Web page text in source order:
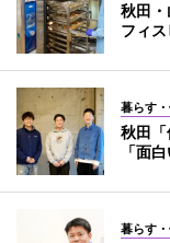
秋田
フィ
暮らす・
秋田
「面
暮らす・